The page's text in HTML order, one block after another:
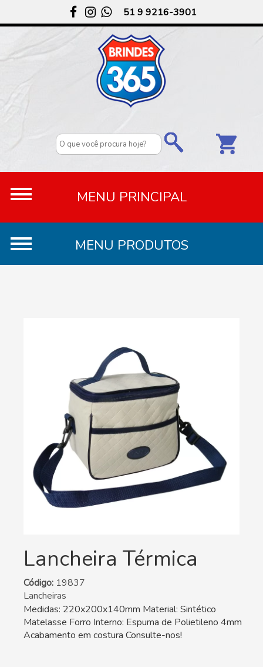
51 9 9216-3901
Lancheira Térmica
Código: 19837
Lancheiras
Medidas: 220x200x140mm Material: Sintético
Matelasse Forro Interno: Espuma de Polietileno 4mm
Acabamento em costura Consulte-nos!